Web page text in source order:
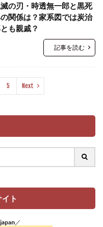
の刃・時透無一郎と黒死
関係は？家系図では炭治
も親戚？
記事を読む
5 Next
ト
／